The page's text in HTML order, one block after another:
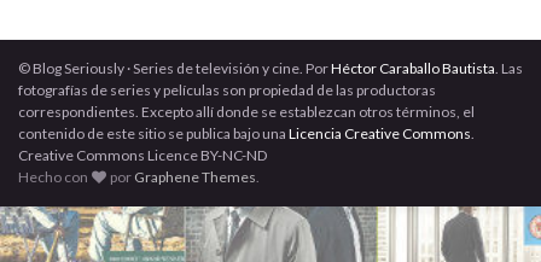
© Blog Seriously · Series de televisión y cine. PorHéctor Caraballo Bautista . Las
fotografías de series y películas son propiedad de las productoras
correspondientes. Excepto allí donde se establezcan otros términos, el
contenido de este sitio se publica bajo una Licencia Creative Commons
Creative Commons Licence BY-NC-ND
Hecho con
por Graphene Themes